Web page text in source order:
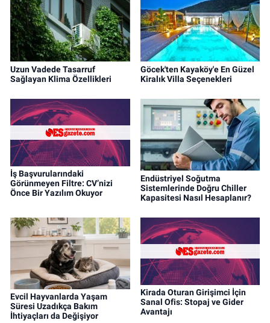
Uzun Vadede Tasarruf
Sağlayan Klima Özellikleri
Göcek'ten Kayaköy'e En Güzel
Kiralık Villa Seçenekleri
İş Başvurularındaki
Görünmeyen Filtre: CV’nizi
Önce Bir Yazılım Okuyor
Endüstriyel Soğutma
Sistemlerinde Doğru Chiller
Kapasitesi Nasıl Hesaplanır?
Evcil Hayvanlarda Yaşam
Süresi Uzadıkça Bakım
İhtiyaçları da Değişiyor
Kirada Oturan Girişimci İçin
Sanal Ofis: Stopaj ve Gider
Avantajı